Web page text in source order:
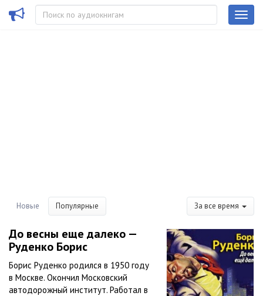
Новые Популярные За все время
До весны еще далеко —
Руденко Борис
Борис Руденко родился в 1950 году
в Москве. Окончил Московский
автодорожный институт. Работал в